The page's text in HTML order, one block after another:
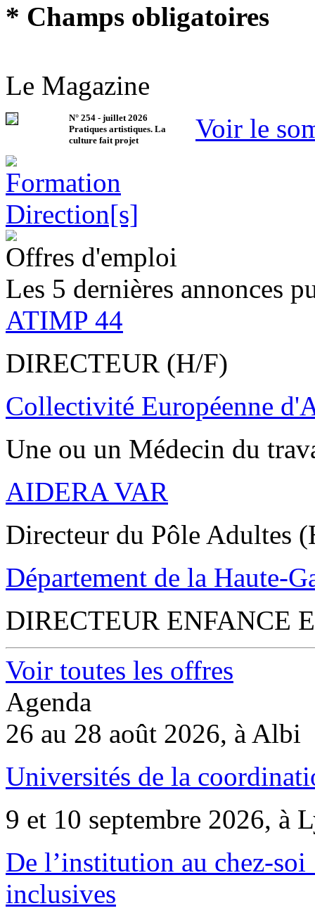
* Champs obligatoires
Le Magazine
N° 254 - juillet 2026
Pratiques artistiques. La
culture fait projet
Voir le
Offres d'emploi
Les 5 dernières annonces
ATIMP 44
DIRECTEUR (H/F)
Collectivité Européenne
Une ou un Médecin du
AIDERA VAR
Directeur du Pôle Adultes
Département de la Haute-
DIRECTEUR ENFANCE
Voir toutes les offres
Agenda
26 au 28 août 2026, à Albi
Universités de la
9 et 10 septembre 2026, à
De l’institution au chez-
inclusives